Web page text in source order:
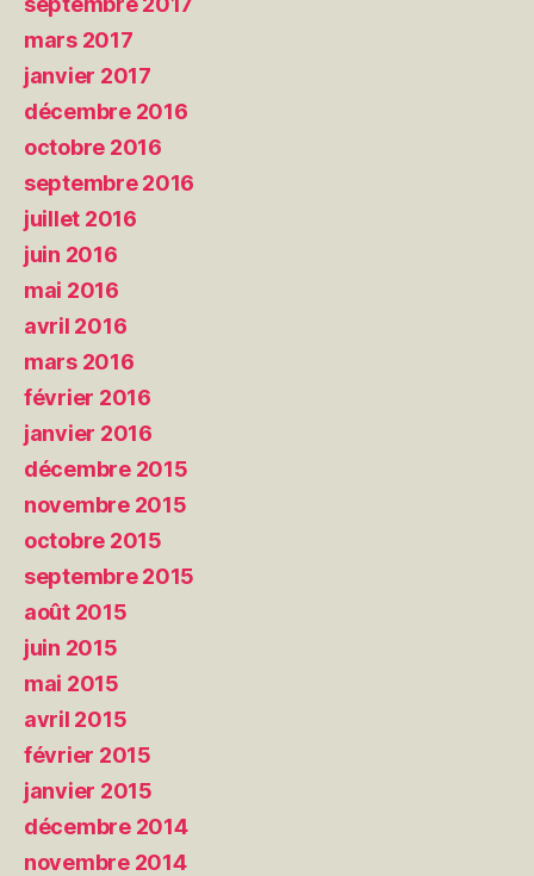
mars 2017
janvier 2017
décembre 2016
octobre 2016
septembre 2016
juillet 2016
juin 2016
mai 2016
avril 2016
mars 2016
février 2016
janvier 2016
décembre 2015
novembre 2015
octobre 2015
septembre 2015
août 2015
juin 2015
mai 2015
avril 2015
février 2015
janvier 2015
décembre 2014
novembre 2014